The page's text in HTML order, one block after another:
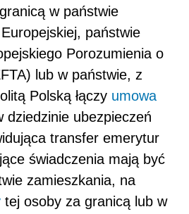
w państwie
państwie
Porozumienia o
lub w państwie, z
Polską łączy umowa
dziedzinie ubezpieczeń
transfer emerytur
świadczenia mają być
zamieszkania, na
tej osoby za granicą lub w